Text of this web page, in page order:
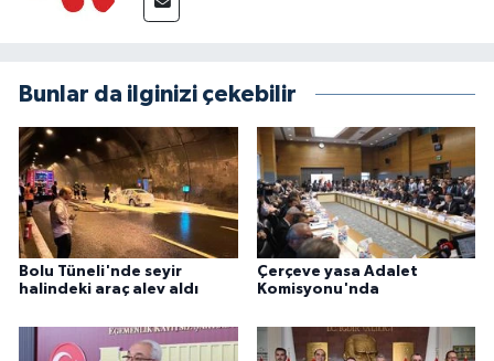
Bunlar da ilginizi çekebilir
Bolu Tüneli'nde seyir
halindeki araç alev aldı
Çerçeve yasa Adalet
Komisyonu'nda